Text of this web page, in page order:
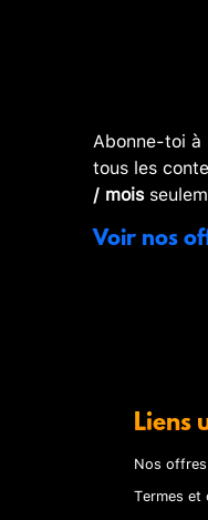
Abonne-toi
tous les
/ mois
Voir nos
Liens
Nos offres
Termes